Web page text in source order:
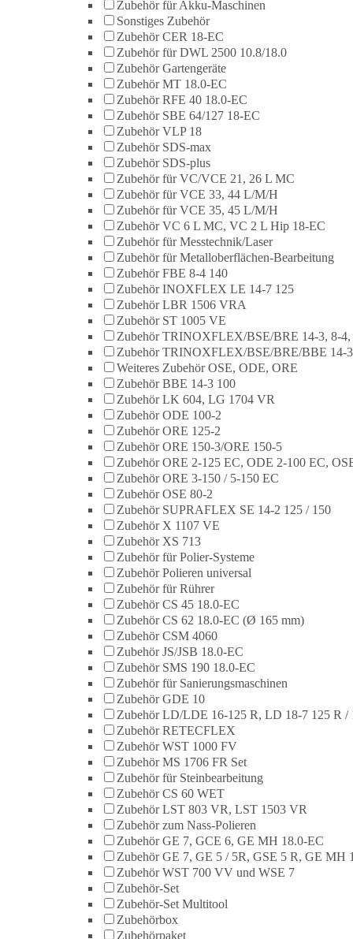
Zubehör für Akku-Maschinen
Sonstiges Zubehör
Zubehör CER 18-EC
Zubehör für DWL 2500 10.8/18.0
Zubehör Gartengeräte
Zubehör MT 18.0-EC
Zubehör RFE 40 18.0-EC
Zubehör SBE 64/127 18-EC
Zubehör VLP 18
Zubehör SDS-max
Zubehör SDS-plus
Zubehör für VC/VCE 21, 26 L MC
Zubehör für VCE 33, 44 L/M/H
Zubehör für VCE 35, 45 L/M/H
Zubehör VC 6 L MC, VC 2 L Hip 18-EC
Zubehör für Messtechnik/Laser
Zubehör für Metalloberflächen-Bearbeitung
Zubehör FBE 8-4 140
Zubehör INOXFLEX LE 14-7 125
Zubehör LBR 1506 VRA
Zubehör ST 1005 VE
Zubehör TRINOXFLEX/BSE/BRE 14-3, 8-
Zubehör TRINOXFLEX/BSE/BRE/BBE 14-3
Weiteres Zubehör OSE, ODE, ORE
Zubehör BBE 14-3 100
Zubehör LK 604, LG 1704 VR
Zubehör ODE 100-2
Zubehör ORE 125-2
Zubehör ORE 150-3/ORE 150-5
Zubehör ORE 2-125 EC, ODE 2-100 EC,
Zubehör ORE 3-150 / 5-150 EC
Zubehör OSE 80-2
Zubehör SUPRAFLEX SE 14-2 125 / 150
Zubehör X 1107 VE
Zubehör XS 713
Zubehör für Polier-Systeme
Zubehör Polieren universal
Zubehör für Rührer
Zubehör CS 45 18.0-EC
Zubehör CS 62 18.0-EC (Ø 165 mm)
Zubehör CSM 4060
Zubehör JS/JSB 18.0-EC
Zubehör SMS 190 18.0-EC
Zubehör für Sanierungsmaschinen
Zubehör GDE 10
Zubehör LD/LDE 16-125 R, LD 18-7 125 R /
Zubehör RETECFLEX
Zubehör WST 1000 FV
Zubehör MS 1706 FR Set
Zubehör für Steinbearbeitung
Zubehör CS 60 WET
Zubehör LST 803 VR, LST 1503 VR
Zubehör zum Nass-Polieren
Zubehör GE 7, GCE 6, GE MH 18.0-EC
Zubehör GE 7, GE 5 / 5R, GSE 5 R, GE MH
Zubehör WST 700 VV und WSE 7
Zubehör-Set
Zubehör-Set Multitool
Zubehörbox
Zubehörpaket